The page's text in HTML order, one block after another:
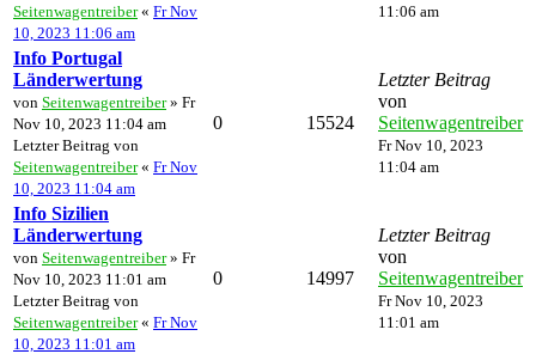
Seitenwagentreiber« Fr Nov
10, 2023 11:06 am
11:06 am
Info Portugal
Länderwertung
von Seitenwagentreiber» Fr
Nov 10, 2023 11:04 am
Letzter Beitrag von
Seitenwagentreiber« Fr Nov
10, 2023 11:04 am
0 15524
Letzter Beitrag
von
Seitenwagentreiber
Fr Nov 10, 2023
11:04 am
Info Sizilien
Länderwertung
von Seitenwagentreiber» Fr
Nov 10, 2023 11:01 am
Letzter Beitrag von
Seitenwagentreiber« Fr Nov
10, 2023 11:01 am
0 14997
Letzter Beitrag
von
Seitenwagentreiber
Fr Nov 10, 2023
11:01 am